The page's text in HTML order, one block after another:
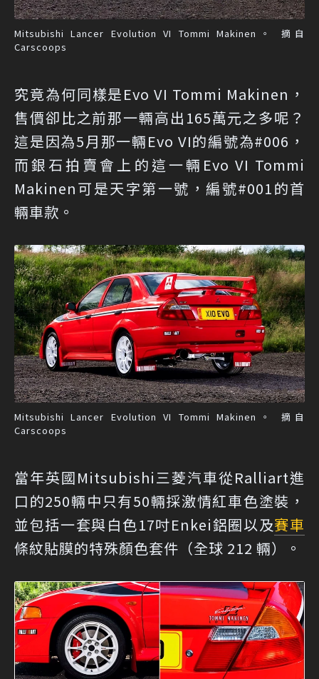
Mitsubishi Lancer Evolution VI Tommi Makinen。 摘自
Carscoops
究竟為何同樣是Evo VI Tommi Makinen，
售價卻比之前那一輛高出165萬元之多呢？
這是因為5月那一輛Evo VI的編號為#006，
而銀石拍賣會上的這一輛Evo VI Tommi
Makinen可是天字第一號，編號#001的首
輛車款。
Mitsubishi Lancer Evolution VI Tommi Makinen。 摘自
Carscoops
當年英國Mitsubishi三菱汽車從Ralliart進
口的250輛中只有50輛採激情紅車色塗裝，
並包括一套與白色17吋Enkei鋁圈以及賽車
條紋貼膜的特殊顏色套件（全球 212 輛）。